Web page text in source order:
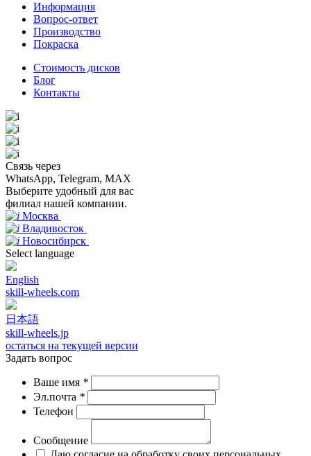
Информация
Вопрос-ответ
Производство
Покраска
Стоимость дисков
Блог
Контакты
Связь через
WhatsApp, Telegram, MAX
Выберите удобный для вас
филиал нашей компании.
Москва
Владивосток
Новосибирск
Select language
English
skill-wheels.com
日本語
skill-wheels.jp
остаться на текущей версии
Задать вопрос
Ваше имя *
Эл.почта *
Телефон
Сообщение